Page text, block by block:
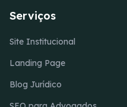
Serviços
Site Institucional
Landing Page
Blog Jurídico